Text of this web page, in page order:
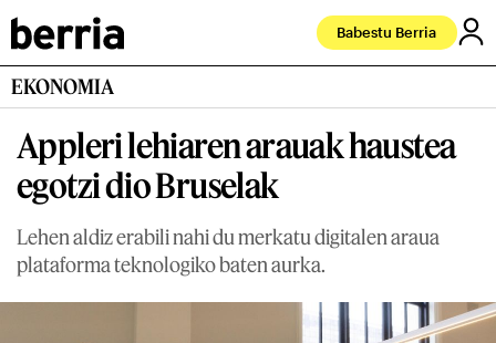
Babestu Berria
EKONOMIA
Appleri lehiaren arauak haustea
egotzi dio Bruselak
Lehen aldiz erabili nahi du merkatu digitalen araua
plataforma teknologiko baten aurka.